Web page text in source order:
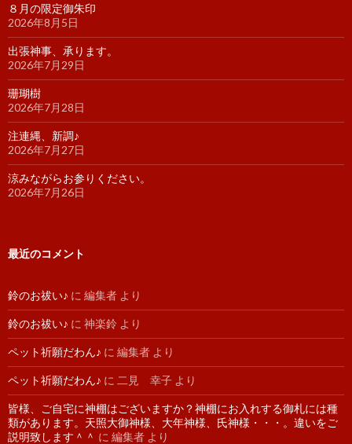
８月の限定御朱印
2026年8月5日
出張神事、承ります。
2026年7月29日
珊瑚樹
2026年7月28日
注連縄、新調♪
2026年7月27日
涼みながらお参りください。
2026年7月26日
最近のコメント
鈴のお祓い♪ に 編集者 より
鈴のお祓い♪ に 神楽鈴 より
ペット祈願だわん♪ に 編集者 より
ペット祈願だわん♪ に 二見 幸子 より
皆様、ご自宅に神棚はございますか？神棚にお入れする御札には種
類があります。天照大御神様、大年神様、氏神様・・・。違いをご
説明致します＾＾ に 編集者 より